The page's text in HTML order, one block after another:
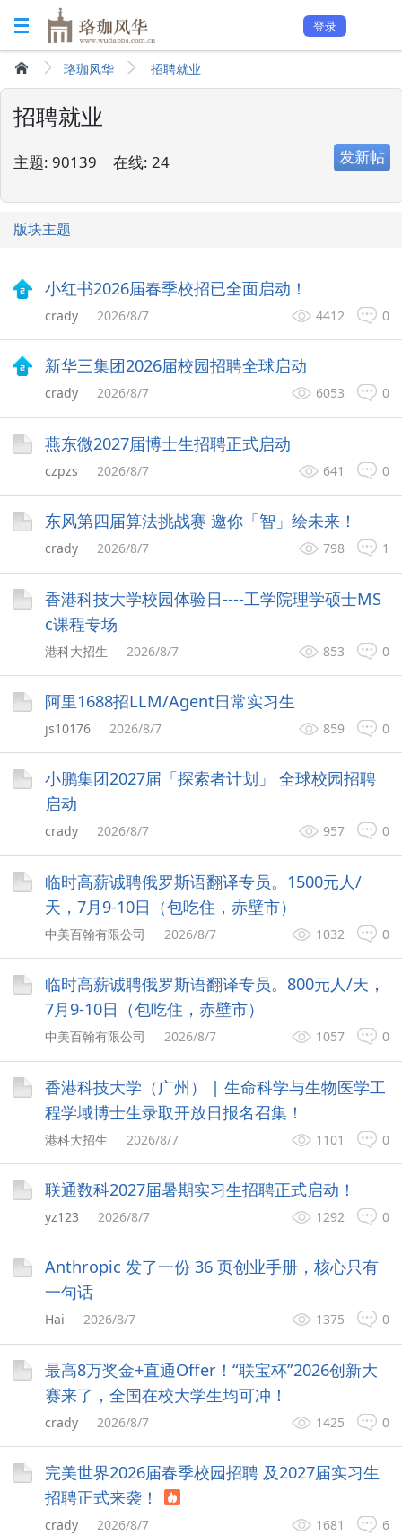
登录
珞珈风华 招聘就业
招聘就业
主题: 90139 在线: 24 发新帖
版块主题
小红书2026届春季校招已全面启动！
0
4412
crady 2026/8/7
新华三集团2026届校园招聘全球启动
0
6053
crady 2026/8/7
燕东微2027届博士生招聘正式启动
0
641
czpzs 2026/8/7
东风第四届算法挑战赛 邀你「智」绘未来！
1
798
crady 2026/8/7
香港科技大学校园体验日----工学院理学硕士MS
c课程专场
0
853
港科大招生 2026/8/7
阿里1688招LLM/Agent日常实习生
0
859
js10176 2026/8/7
小鹏集团2027届「探索者计划」 全球校园招聘
启动
0
957
crady 2026/8/7
临时高薪诚聘俄罗斯语翻译专员。1500元人/
天，7月9-10日（包吃住，赤壁市）
0
1032
中美百翰有限公司 2026/8/7
临时高薪诚聘俄罗斯语翻译专员。800元人/天，
7月9-10日（包吃住，赤壁市）
0
1057
中美百翰有限公司 2026/8/7
香港科技大学（广州） | 生命科学与生物医学工
程学域博士生录取开放日报名召集！
0
1101
港科大招生 2026/8/7
联通数科2027届暑期实习生招聘正式启动！
0
1292
yz123 2026/8/7
Anthropic 发了一份 36 页创业手册，核心只有
一句话
0
1375
Hai 2026/8/7
最高8万奖金+直通Offer！“联宝杯”2026创新大
赛来了，全国在校大学生均可冲！
0
1425
crady 2026/8/7
完美世界2026届春季校园招聘 及2027届实习生
招聘正式来袭！
6
1681
crady 2026/8/7